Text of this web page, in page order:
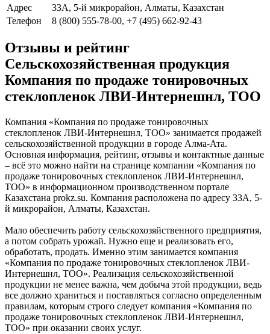
Адрес
33А, 5-й микрорайон, Алматы, Казахстан
Телефон
8 (800) 555-78-00, +7 (495) 662-92-43
Отзывы и рейтинг
Сельскохозяйственная продукция
Компания по продаже тонировочных
стеклопленок ЛВИ-Интернешнл, ТОО
Компания «Компания по продаже тонировочных
стеклопленок ЛВИ-Интернешнл, ТОО» занимается продажей
сельскохозяйственной продукции в городе Алма-Ата.
Основная информация, рейтинг, отзывы и контактные данные
– всё это можно найти на странице компании «Компания по
продаже тонировочных стеклопленок ЛВИ-Интернешнл,
ТОО» в информационном производственном портале
Казахстана prokz.su. Компания расположена по адресу 33А, 5-
й микрорайон, Алматы, Казахстан.
Мало обеспечить работу сельскохозяйственного предприятия,
а потом собрать урожай. Нужно еще и реализовать его,
обработать, продать. Именно этим занимается компания
«Компания по продаже тонировочных стеклопленок ЛВИ-
Интернешнл, ТОО». Реализация сельскохозяйственной
продукции не менее важна, чем добыча этой продукции, ведь
все должно храниться и поставляться согласно определенным
правилам, которым строго следует компания «Компания по
продаже тонировочных стеклопленок ЛВИ-Интернешнл,
ТОО» при оказании своих услуг.